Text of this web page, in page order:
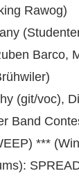
Rawog)
Barco,
(git/voc),
Band
***